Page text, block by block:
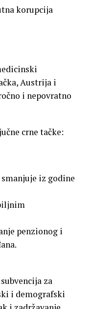
korupcija
Austrija i
i nepovratno
crne tačke:
iz godine
penzionog i
za
i demografski